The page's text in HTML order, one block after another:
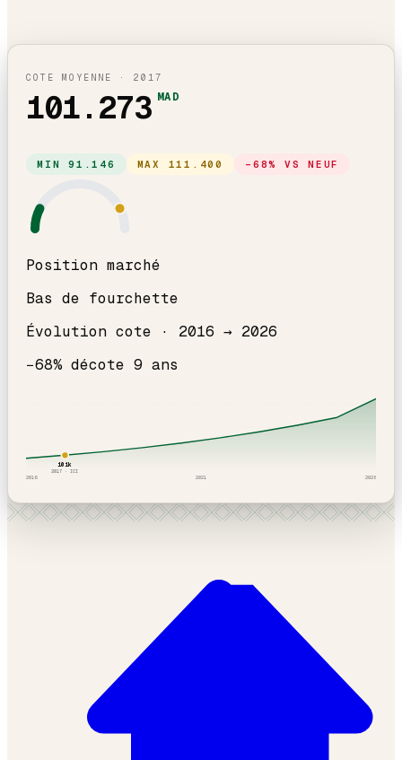
COTE MOYENNE · 2017
101.273 MAD
MIN91.146 MAX 111.400 − 68% VS NEUF
Position marché
Bas de fourchette
Évolution cote · 2016 → 2026
−68% décote 9 ans
101k
2017 · ICI
2016 2021 2026